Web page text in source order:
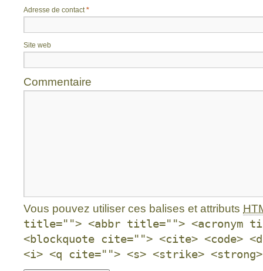
Adresse de contact *
Site web
Commentaire
Vous pouvez utiliser ces balises et attributs
title=""> <abbr title=""> <acronym
<blockquote cite=""> <cite> <code>
<i> <q cite=""> <s> <strike> <strong>